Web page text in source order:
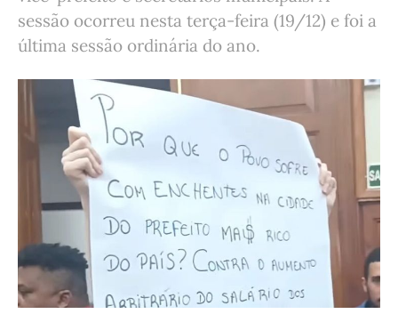
sessão ocorreu nesta terça-feira (19/12) e foi a
última sessão ordinária do ano.